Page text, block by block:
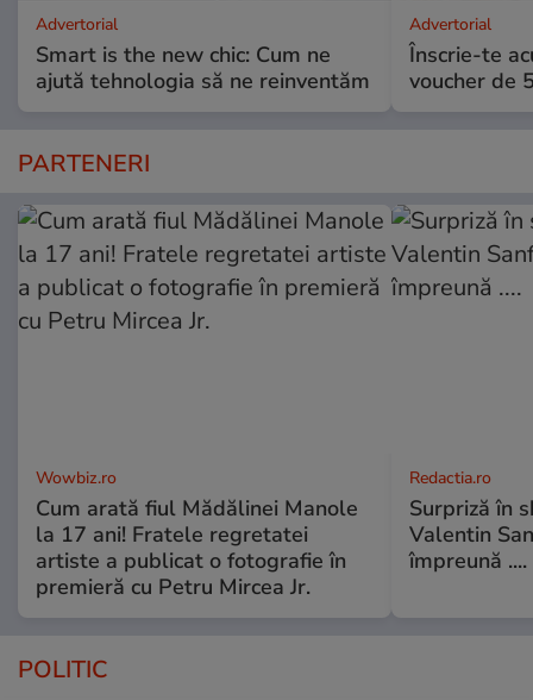
Advertorial
Smart is the new chic: Cum ne
ajută tehnologia să ne reinventăm
Advertorial
Înscrie-te
voucher de
PARTENERI
Wowbiz.ro
Cum arată fiul Mădălinei Manole
la 17 ani! Fratele regretatei
artiste a publicat o fotografie în
premieră cu Petru Mircea Jr.
Redactia.ro
Surpriză în
Valentin
împreună ....
POLITIC